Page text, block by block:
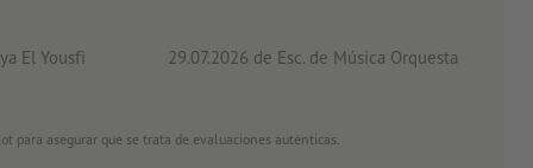
El Yousfi 29.07.2026 de Esc. de Música Orquesta
para asegurar que se trata de evaluaciones auténticas.